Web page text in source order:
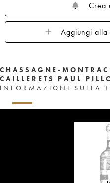
Crea
Aggiungi alla
CHASSAGNE-
CAILLERETS PAUL
INFORMAZIONI SULLA